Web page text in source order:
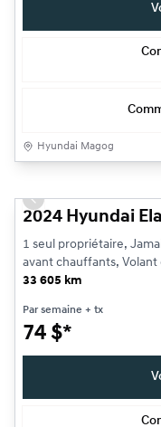
Hyundai Magog
Previous slide
2024 Hyundai
1 seul propriétaire,
avant chauffants,
33 605 km
Par semaine + tx
74 $*